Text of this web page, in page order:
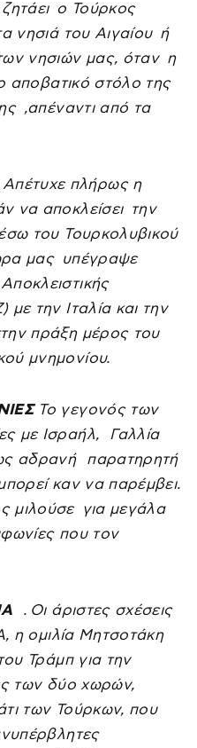
ο Τούρκος
νησιά του Αιγαίου ή
νησιών μας, όταν η
αποβατικό στόλο της
,απέναντι από τα
πλήρως η
να αποκλείσει την
του Τουρκολυβικού
μας υπέγραψε
την Ιταλία και την
πράξη μέρος του
μνημονίου.
Το γεγονός των
με Ισραήλ, Γαλλία
αδρανή παρατηρητή
καν να παρέμβει.
μιλούσε για μεγάλα
που τον
. Οι άριστες σχέσεις
η ομιλία Μητσοτάκη
Τράμπ για την
των δύο χωρών,
των Τούρκων, που